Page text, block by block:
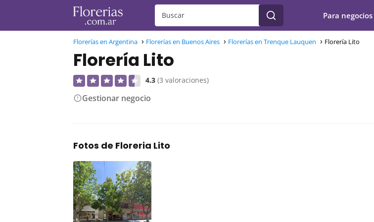
Para negocios
Florerías en Argentina Florerías en Buenos Aires Florerías en Trenque Lauquen Florería Lito
Florería Lito
4.3 (3 valoraciones)
Gestionar negocio
Fotos de Floreria Lito